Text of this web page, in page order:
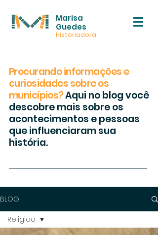
Marisa
Guedes
Historiadora
Procurando informações e
curiosidades sobre os
municípios?Aqui no blog você
descobre mais sobre os
acontecimentos e pessoas
que influenciaram sua
história.
BLOG
Religião